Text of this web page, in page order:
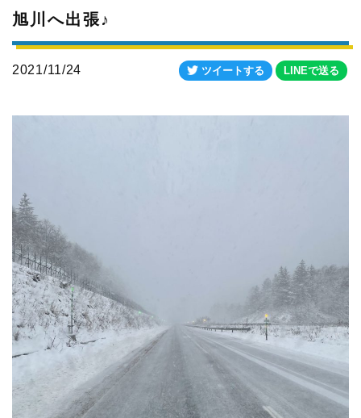
旭川へ出張♪
2021/11/24 ツイートする LINEで送る